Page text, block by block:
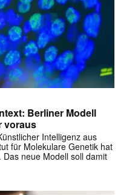
Berliner Modell
voraus
Intelligenz aus
für Molekulare Genetik hat
neue Modell soll damit